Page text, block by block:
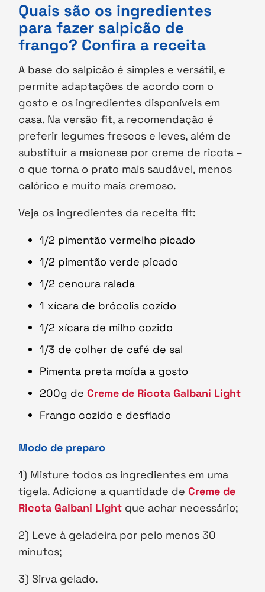
Quais são os ingredientes
para fazer salpicão de
frango? Confira a receita
A base do salpicão é simples e versátil, e
permite adaptações de acordo com o
gosto e os ingredientes disponíveis em
casa. Na versão fit, a recomendação é
preferir legumes frescos e leves, além de
substituir a maionese por creme de ricota –
o que torna o prato mais saudável, menos
calórico e muito mais cremoso.
Veja os ingredientes da receita fit:
1/2 pimentão vermelho picado
1/2 pimentão verde picado
1/2 cenoura ralada
1 xícara de brócolis cozido
1/2 xícara de milho cozido
1/3 de colher de café de sal
Pimenta preta moída a gosto
200g de Creme de Ricota Galbani Light
Frango cozido e desfiado
Modo de preparo
1) Misture todos os ingredientes em uma
tigela. Adicione a quantidade de Creme de
Ricota Galbani Light que achar necessário;
2) Leve à geladeira por pelo menos 30
minutos;
3) Sirva gelado.